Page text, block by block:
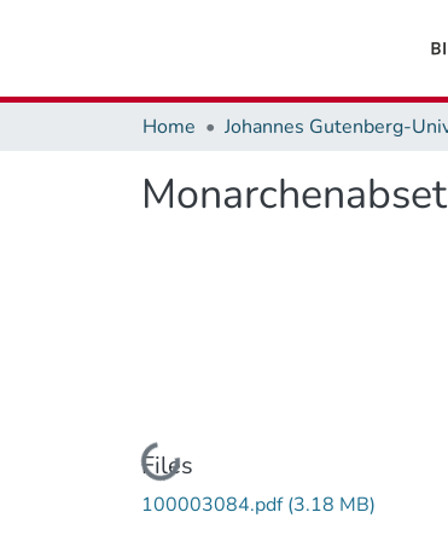
Home
Loading...
Files
100003084.pdf(3.18 MB)